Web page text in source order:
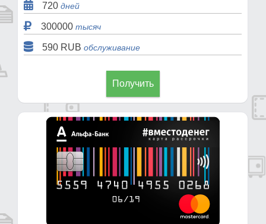
720 дней
300000 тысяч
590 RUB обслуживание
Получить